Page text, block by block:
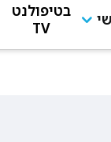
בטיפולנט
TV